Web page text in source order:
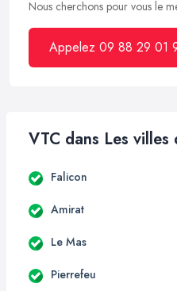
Nous cherchons pour vous le
Appelez 09 88 29 01
VTC dans Les
Falicon
Amirat
Le Mas
Pierrefeu